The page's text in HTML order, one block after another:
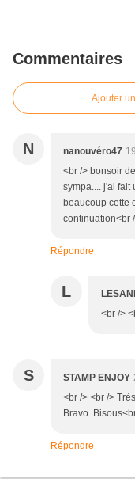
Commentaires
Ajouter
N nanouvéro47
<br /> bonsoir
sympa.... j'ai fait
beaucoup cette
continuation<br
Répondre
L
<br />
S STAMP ENJOY
<br /> <br />
Bravo.
Répondre